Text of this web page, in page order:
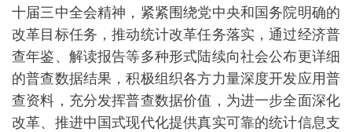
十届三中全会精神，紧紧围绕党中央和国务院明确的
改革目标任务，推动统计改革任务落实，通过经济普
查年鉴、解读报告等多种形式陆续向社会公布更详细
的普查数据结果，积极组织各方力量深度开发应用普
查资料，充分发挥普查数据价值，为进一步全面深化
改革、推进中国式现代化提供真实可靠的统计信息支